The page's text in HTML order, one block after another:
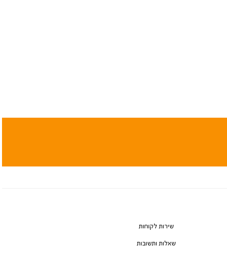
שירות לקוחות
שאלות ותשובות